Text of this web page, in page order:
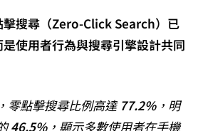
擊搜尋（Zero-Click Search）已
使用者行為與搜尋引擎設計共同
零點擊搜尋比例高達 77.2%，明
46.5%，顯示多數使用者在手機